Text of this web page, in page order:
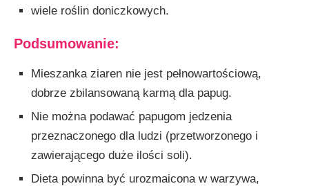
wiele roślin doniczkowych.
Podsumowanie:
Mieszanka ziaren nie jest pełnowartościową,
dobrze zbilansowaną karmą dla papug.
Nie można podawać papugom jedzenia
przeznaczonego dla ludzi (przetworzonego i
zawierającego duże ilości soli).
Dieta powinna być urozmaicona w warzywa,